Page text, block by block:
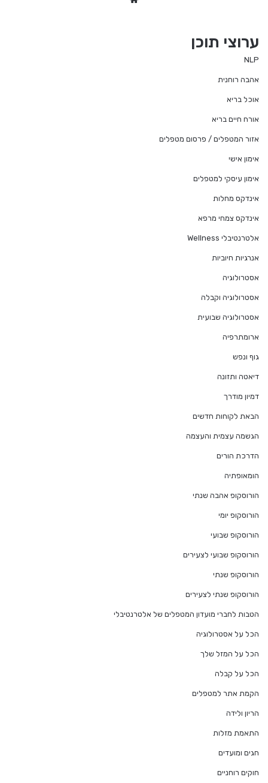
ערוצי תוכן
NLP
אהבה רוחנית
אוכל בריא
אורח חיים בריא
אזור המטפלים / פרסום מטפלים
אימון אישי
אימון עיסקי למטפלים
אינדקס מחלות
אינדקס צמחי מרפא
אלטרנטיבלי Wellness
אנרגיות חיוביות
אסטרולוגיה
אסטרולוגיה וקבלה
אסטרולוגיה שבועית
ארומתרפיה
גוף ונפש
דיאטה ותזונה
דמיון מודרך
הבאת לקוחות חדשים
הגשמה עצמית והעצמה
הדרכת הורים
הומאופתיה
הורוסקופ אהבה שנתי
הורוסקופ יומי
הורוסקופ שבועי
הורוסקופ שבועי לצעירים
הורוסקופ שנתי
הורוסקופ שנתי לצעירים
הטבות לחברי מועדון המטפלים של אלטרנטיבלי
הכל על אסטרולוגיה
הכל על המזל שלך
הכל על קבלה
הקמת אתר למטפלים
הריון ולידה
התאמת מזלות
חגים ומועדים
חוקים רוחניים